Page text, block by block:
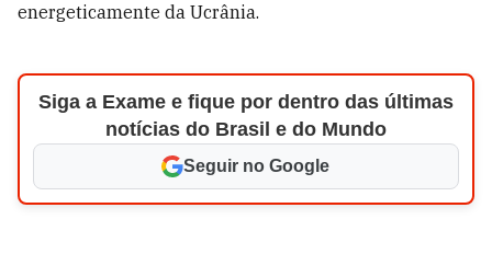
energeticamente da Ucrânia.
Siga a Exame e fique por dentro das últimas
notícias do Brasil e do Mundo
Seguir no Google